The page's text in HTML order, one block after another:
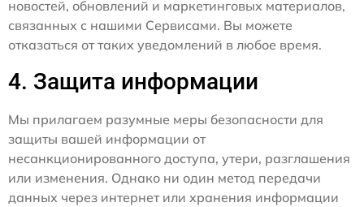
новостей, обновлений и маркетинговых материалов,
связанных с нашими Сервисами. Вы можете
отказаться от таких уведомлений в любое время.
4. Защита информации
Мы прилагаем разумные меры безопасности для
защиты вашей информации от
несанкционированного доступа, утери, разглашения
или изменения. Однако ни один метод передачи
данных через интернет или хранения информации